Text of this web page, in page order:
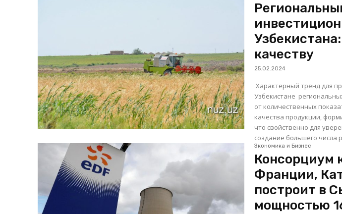
качеству
25.02.2024
Характерный тренд для
Узбекистане
от количественных
качества продукции,
что свойственно для
Экономика и Бизнес
Консорциум
Франции,
построит в
мощностью